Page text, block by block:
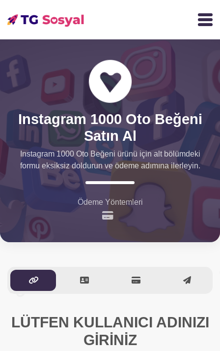
Instagram 1000 Oto Beğeni
Satın Al
Instagram 1000 Oto Beğeni ürünü için alt bölümdeki
formu eksiksiz doldurun ve ödeme adımına ilerleyin.
Ödeme Yöntemleri
LÜTFEN KULLANICI ADINIZI
GİRİNİZ